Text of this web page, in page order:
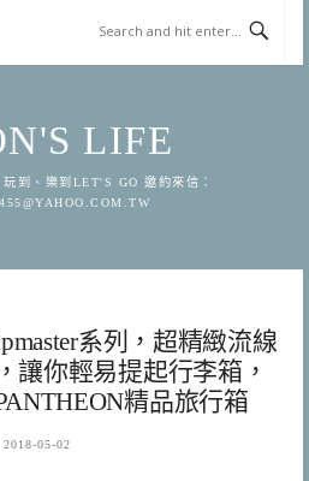
LIFE
到、樂到LET'S GO 邀約來信：
系列，超精緻流線
讓你輕易提起行李箱，
精品旅行箱
2018-05-02